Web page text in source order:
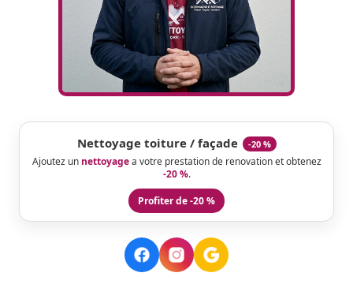
Nettoyage toiture / façade -20 %
Ajoutez un nettoyagea votre prestation de renovation et obtenez
-20 %.
Profiter de -20 %